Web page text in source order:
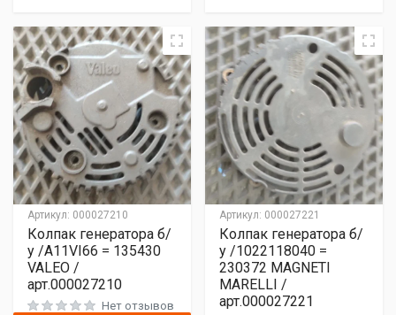
Артикул: 000027210
Колпак генератора б/
у /A11VI66 = 135430
VALEO /
арт.000027210
Нет отзывов
Артикул: 000027221
Колпак генератора б/
у /1022118040 =
230372 MAGNETI
MARELLI /
арт.000027221